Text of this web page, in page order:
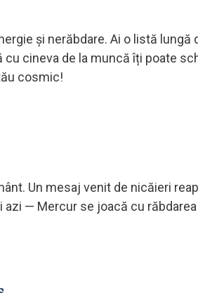
și nerăbdare. Ai o listă lungă
cineva de la muncă îți poate
cosmic!
Un mesaj venit de nicăieri
— Mercur se joacă cu răbdarea